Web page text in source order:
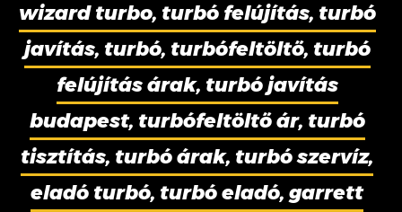
wizard turbo, turbó felújítás, turbó
javítás, turbó, turbófeltöltő, turbó
felújítás árak, turbó javítás
budapest, turbófeltöltő ár, turbó
tisztítás, turbó árak, turbó szervíz,
eladó turbó, turbó eladó, garrett